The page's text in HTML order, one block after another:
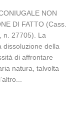
NON
DI FATTO (Cass.
n. 27705). La
dissoluzione della
di affrontare
natura, talvolta